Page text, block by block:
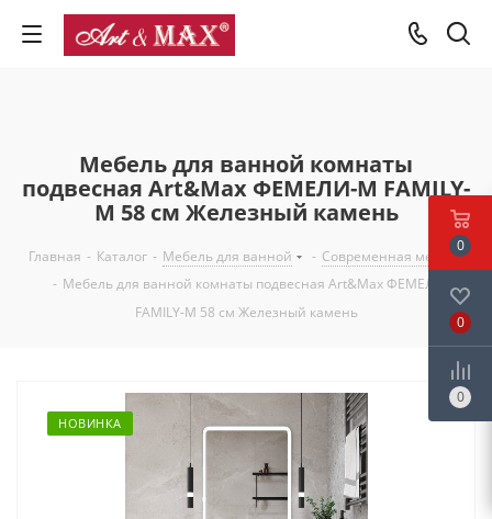
Мебель для ванной комнаты
подвесная Art&Max ФЕМЕЛИ-М FAMILY-
M 58 см Железный камень
Главная - Каталог - Мебель для ванной - Современная мебель
- Мебель для ванной комнаты подвесная Art&Max ФЕМЕЛИ-М
FAMILY-M 58 см Железный камень
НОВИНКА
0
0
0